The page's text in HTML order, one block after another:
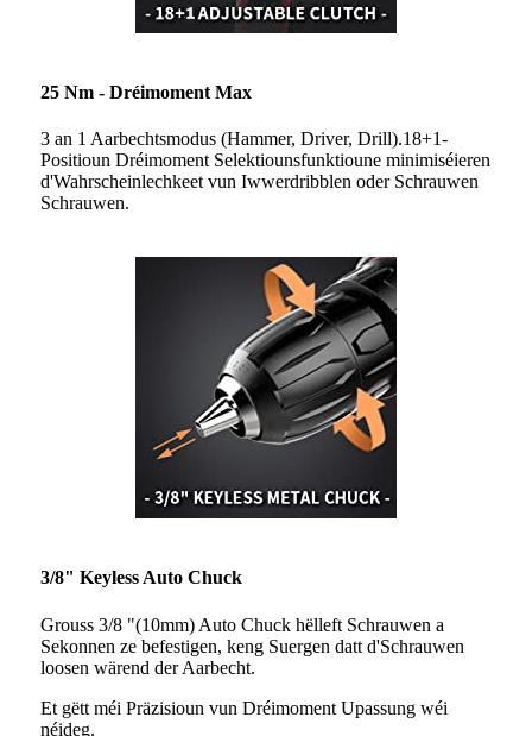
25 Nm - Dréimoment Max
3 an 1 Aarbechtsmodus (Hammer, Driver, Drill).18+1-
Positioun Dréimoment Selektiounsfunktioune minimiséieren
d'Wahrscheinlechkeet vun Iwwerdribblen oder Schrauwen
Schrauwen.
3/8" Keyless Auto Chuck
Grouss 3/8 "(10mm) Auto Chuck hëlleft Schrauwen a
Sekonnen ze befestigen, keng Suergen datt d'Schrauwen
loosen wärend der Aarbecht.
Et gëtt méi Präzisioun vun Dréimoment Upassung wéi
néideg.